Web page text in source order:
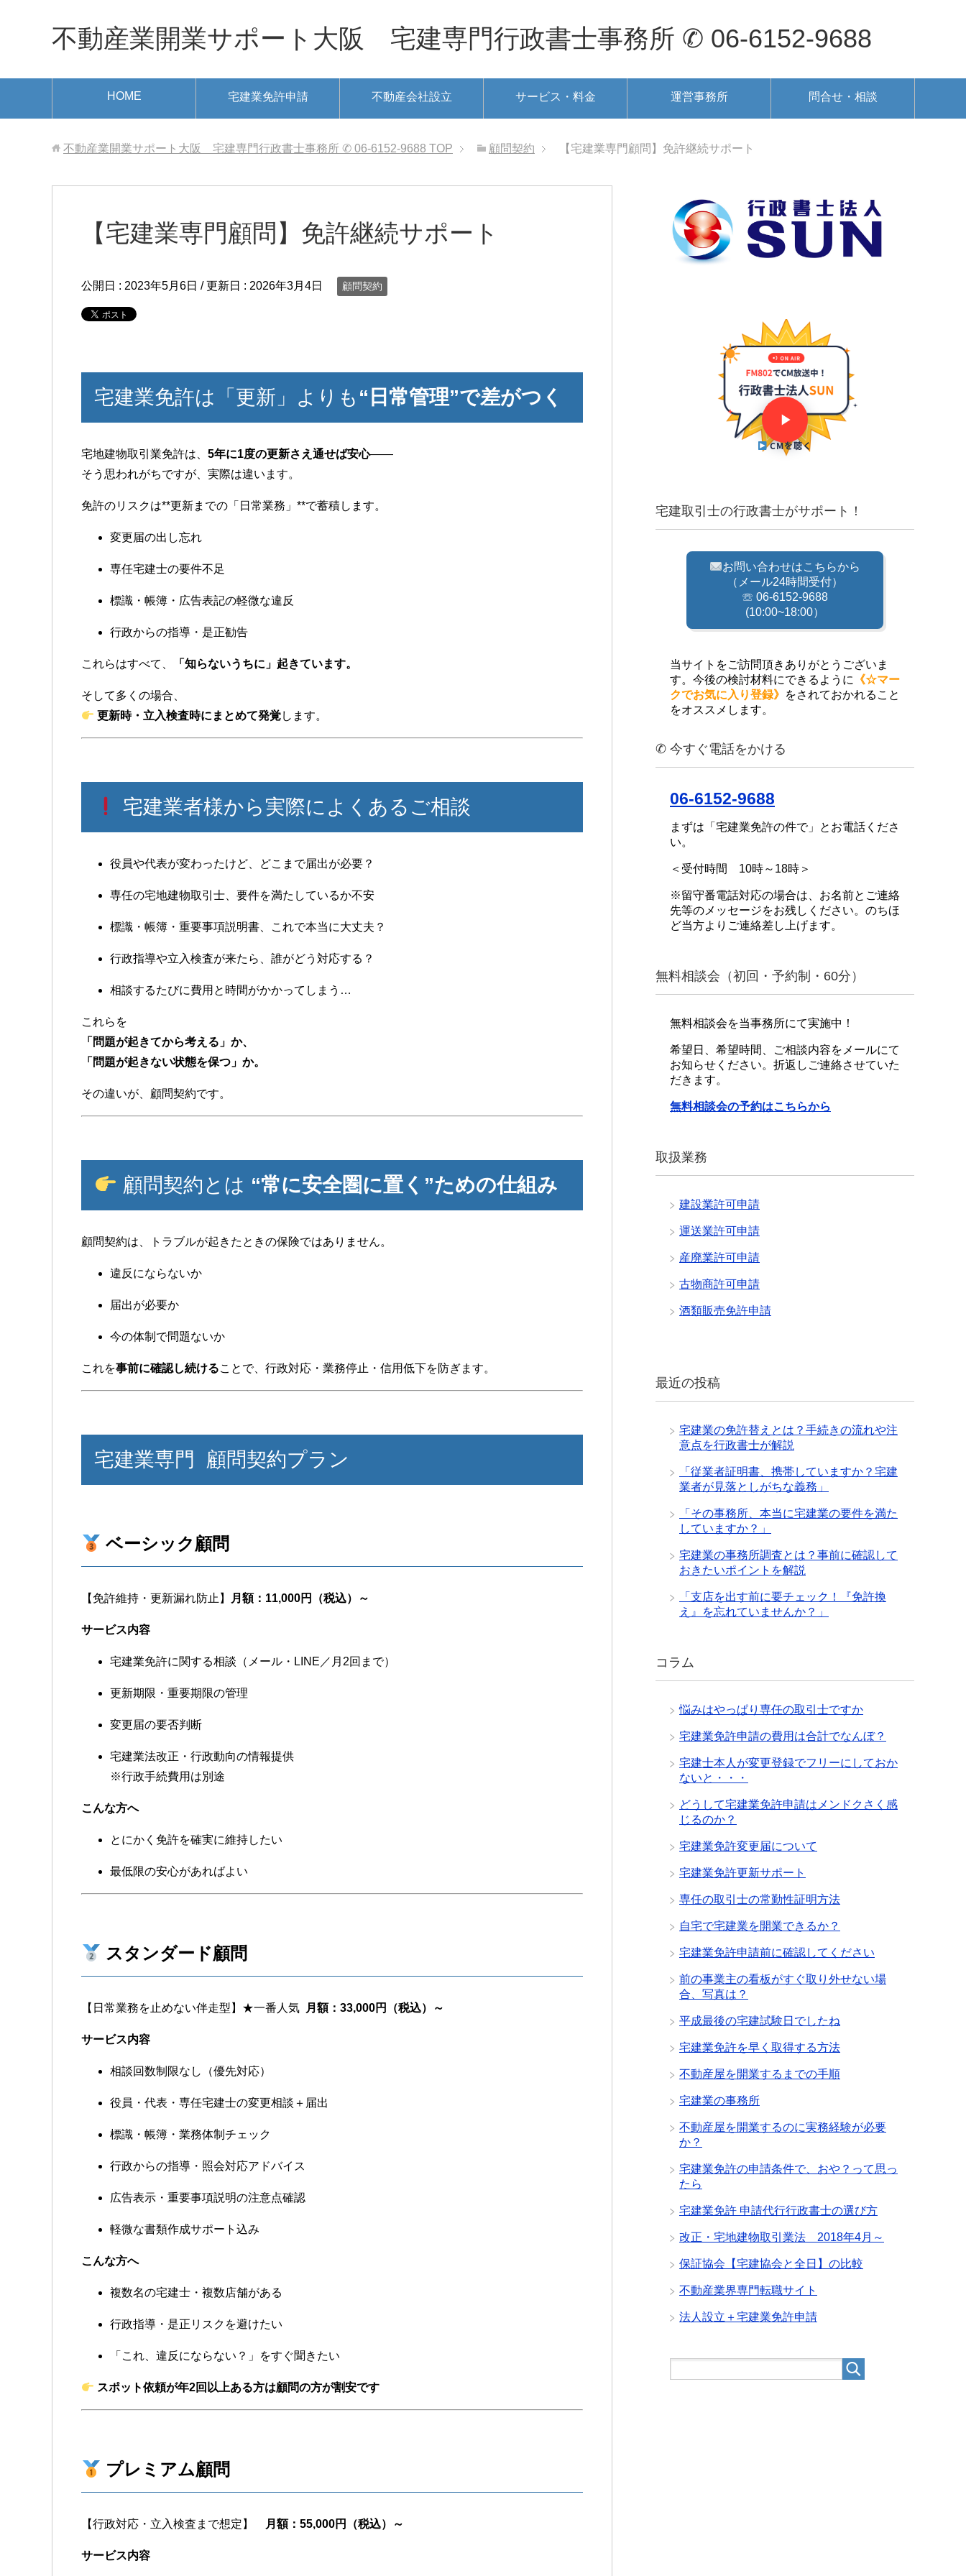
不動産業開業サポート大阪 宅建専門行政書士事務所 ✆ 06-6152-9688
HOME 宅建業免許申請 不動産会社設立 サービス・料金 運営事務所 問合せ・相談
不動産業開業サポート大阪 宅建専門行政書士事務所 ✆ 06-6152-9688 TOP 顧問契約 【宅建業専門顧問】免許継続サポート
【宅建業専門顧問】免許継続サポート
公開日 : 2023年5月6日 / 更新日 : 2026年3月4日 顧問契約
宅建業免許は「更新」よりも “日常管理”で差がつく
宅地建物取引業免許は、 5年に1度の更新さえ通せば安心――
そう思われがちですが、実際は違います。
免許のリスクは**更新までの「日常業務」**で蓄積します。
変更届の出し忘れ
専任宅建士の要件不足
標識・帳簿・広告表記の軽微な違反
行政からの指導・是正勧告
これらはすべて、 「知らないうちに」起きています。
そして多くの場合、
更新時・立入検査時にまとめて発覚します。
宅建業者様から実際によくあるご相談
役員や代表が変わったけど、どこまで届出が必要？
専任の宅地建物取引士、要件を満たしているか不安
標識・帳簿・重要事項説明書、これで本当に大丈夫？
行政指導や立入検査が来たら、誰がどう対応する？
相談するたびに費用と時間がかかってしまう…
これらを
「問題が起きてから考える」か、
「問題が起きない状態を保つ」か。
その違いが、顧問契約です。
顧問契約とは “常に安全圏に置く”ための仕組み
顧問契約は、トラブルが起きたときの保険ではありません。
違反にならないか
届出が必要か
今の体制で問題ないか
これを事前に確認し続けることで、行政対応・業務停止・信用低下を防ぎます。
宅建業専門 顧問契約プラン
ベーシック顧問
【免許維持・更新漏れ防止】 月額：11,000円（税込）～
サービス内容
宅建業免許に関する相談（メール・LINE／月2回まで）
更新期限・重要期限の管理
変更届の要否判断
宅建業法改正・行政動向の情報提供
※行政手続費用は別途
こんな方へ
とにかく免許を確実に維持したい
最低限の安心があればよい
スタンダード顧問
【日常業務を止めない伴走型】★一番人気 月額：33,000円（税込）～
サービス内容
相談回数制限なし（優先対応）
役員・代表・専任宅建士の変更相談＋届出
標識・帳簿・業務体制チェック
行政からの指導・照会対応アドバイス
広告表示・重要事項説明の注意点確認
軽微な書類作成サポート込み
こんな方へ
複数名の宅建士・複数店舗がある
行政指導・是正リスクを避けたい
「これ、違反にならない？」をすぐ聞きたい
スポット依頼が年2回以上ある方は顧問の方が割安です
プレミアム顧問
【行政対応・立入検査まで想定】 月額：55,000円（税込）～
サービス内容
CMを聴く
宅建取引士の行政書士がサポート！
お問い合わせはこちらから
（メール24時間受付）
☏ 06-6152-9688
(10:00~18:00）
当サイトをご訪問頂きありがとうございま
す。今後の検討材料にできるように
《☆マー
クでお気に入り登録》 をされておかれること
をオススメします。
✆ 今すぐ電話をかける
06-6152-9688
まずは「宅建業免許の件で」とお電話くださ
い。
＜受付時間 10時～18時＞
※留守番電話対応の場合は、お名前とご連絡
先等のメッセージをお残しください。のちほ
ど当方よりご連絡差し上げます。
無料相談会（初回・予約制・60分）
無料相談会を当事務所にて実施中！
希望日、希望時間、ご相談内容をメールにて
お知らせください。折返しご連絡させていた
だきます。
無料相談会の予約はこちらから
取扱業務
建設業許可申請
運送業許可申請
産廃業許可申請
古物商許可申請
酒類販売免許申請
最近の投稿
宅建業の免許替えとは？手続きの流れや注
意点を行政書士が解説
「従業者証明書、携帯していますか？宅建
業者が見落としがちな義務」
「その事務所、本当に宅建業の要件を満た
していますか？」
宅建業の事務所調査とは？事前に確認して
おきたいポイントを解説
「支店を出す前に要チェック！『免許換
え』を忘れていませんか？」
コラム
悩みはやっぱり専任の取引士ですか
宅建業免許申請の費用は合計でなんぼ？
宅建士本人が変更登録でフリーにしておか
ないと・・・
どうして宅建業免許申請はメンドクさく感
じるのか？
宅建業免許変更届について
宅建業免許更新サポート
専任の取引士の常勤性証明方法
自宅で宅建業を開業できるか？
宅建業免許申請前に確認してください
前の事業主の看板がすぐ取り外せない場
合、写真は？
平成最後の宅建試験日でしたね
宅建業免許を早く取得する方法
不動産屋を開業するまでの手順
宅建業の事務所
不動産屋を開業するのに実務経験が必要
か？
宅建業免許の申請条件で、おや？って思っ
たら
宅建業免許 申請代行行政書士の選び方
改正・宅地建物取引業法 2018年4月～
保証協会【宅建協会と全日】の比較
不動産業界専門転職サイト
法人設立＋宅建業免許申請